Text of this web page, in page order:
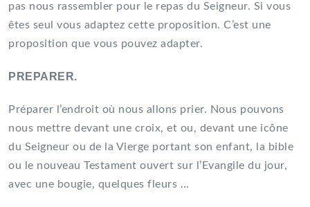
pas nous rassembler pour le repas du Seigneur. Si vous
êtes seul vous adaptez cette proposition. C’est une
proposition que vous pouvez adapter.
PREPARER.
Préparer l’endroit où nous allons prier. Nous pouvons
nous mettre devant une croix, et ou, devant une icône
du Seigneur ou de la Vierge portant son enfant, la bible
ou le nouveau Testament ouvert sur l’Evangile du jour,
avec une bougie, quelques fleurs …